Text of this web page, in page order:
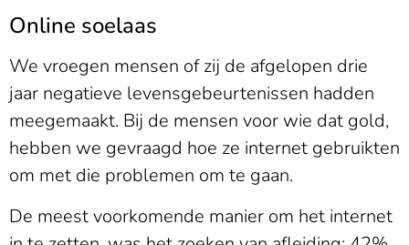
Online soelaas
We vroegen mensen of zij de afgelopen drie
jaar negatieve levensgebeurtenissen hadden
meegemaakt. Bij de mensen voor wie dat gold,
hebben we gevraagd hoe ze internet gebruikten
om met die problemen om te gaan.
De meest voorkomende manier om het internet